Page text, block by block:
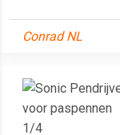
Conrad NL